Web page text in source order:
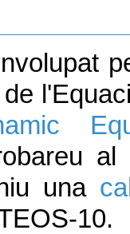
una
10.